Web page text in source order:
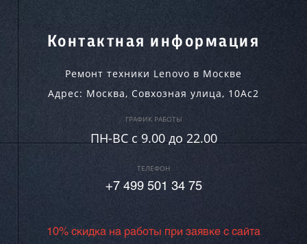
Контактная информация
Ремонт техники Lenovo в Москве
Адрес: Москва, Совхозная улица, 10Ас2
ГРАФИК РАБОТЫ
ПН-ВC c 9.00 до 22.00
ТЕЛЕФОН
+7 499 501 34 75
10% скидка на работы при заявке с сайта